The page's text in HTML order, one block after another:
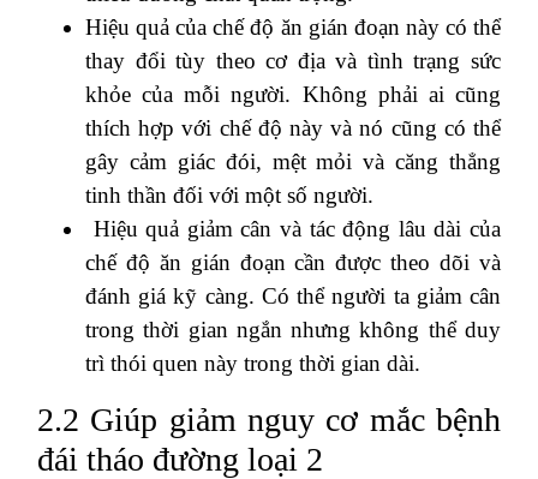
Hiệu quả của chế độ ăn gián đoạn này có thể
thay đổi tùy theo cơ địa và tình trạng sức
khỏe của mỗi người. Không phải ai cũng
thích hợp với chế độ này và nó cũng có thể
gây cảm giác đói, mệt mỏi và căng thẳng
tinh thần đối với một số người.
Hiệu quả giảm cân và tác động lâu dài của
chế độ ăn gián đoạn cần được theo dõi và
đánh giá kỹ càng. Có thể người ta giảm cân
trong thời gian ngắn nhưng không thể duy
trì thói quen này trong thời gian dài.
2.2 Giúp giảm nguy cơ mắc bệnh
đái tháo đường loại 2